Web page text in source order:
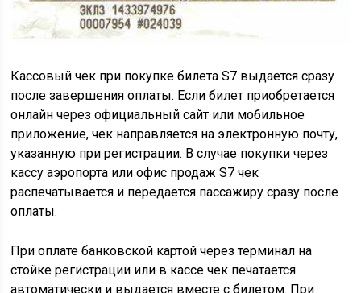
Кассовый чек при покупке билета S7 выдается сразу
после завершения оплаты. Если билет приобретается
онлайн через официальный сайт или мобильное
приложение, чек направляется на электронную почту,
указанную при регистрации. В случае покупки через
кассу аэропорта или офис продаж S7 чек
распечатывается и передается пассажиру сразу после
оплаты.
При оплате банковской картой через терминал на
стойке регистрации или в кассе чек печатается
автоматически и выдается вместе с билетом. При